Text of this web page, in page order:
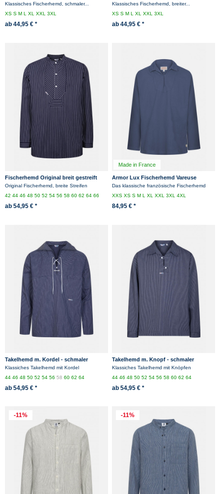
Klassisches Fischerhemd, schmaler...
XSSMLXLXXL3XL
ab 44,95 € *
Finkenwerder
Klassisches Fischerhemd, breiter...
XSSMLXLXXL3XL
ab 44,95 € *
Fischerhemd Original breit gestreift
Original Fischerhemd, breite Streifen
42444648505254565860626466
ab 54,95 € *
Made in France
Armor Lux Fischerhemd Vareuse
marine
Das klassische französische Fischerhemd
XXSXSSMLXLXXL3XL4XL
84,95 € *
Takelhemd m. Kordel - schmaler
Streifen
Klassiches Takelhemd mit Kordel
4446485052545658606264
ab 54,95 € *
Takelhemd m. Knopf - schmaler
Streifen
Klassiches Takelhemd mit Knöpfen
4446485052545658606264
ab 54,95 € *
-11% -11%